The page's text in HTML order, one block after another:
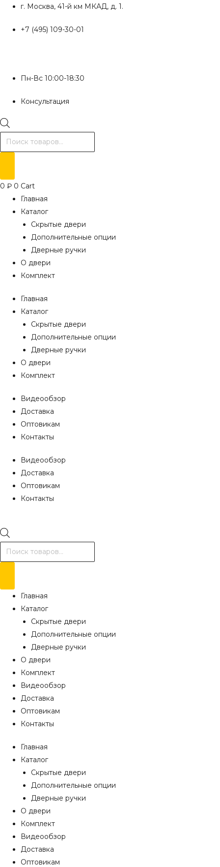
Перейти
содержимому
г. Москва, 41-й км МКАД, д. 1.
+7 (495) 109-30-01
Пн-Вс 10:00-18:30
Консультация
Поиск
товаров
0 ₽ 0 Cart
Главная
Каталог
Скрытые двери
Дополнительные опции
Дверные ручки
О двери
Комплект
Главная
Каталог
Скрытые двери
Дополнительные опции
Дверные ручки
О двери
Комплект
Видеообзор
Доставка
Оптовикам
Контакты
Видеообзор
Доставка
Оптовикам
Контакты
Поиск
товаров
Главная
Каталог
Скрытые двери
Дополнительные опции
Дверные ручки
О двери
Комплект
Видеообзор
Доставка
Оптовикам
Контакты
Главная
Каталог
Скрытые двери
Дополнительные опции
Дверные ручки
О двери
Комплект
Видеообзор
Доставка
Оптовикам